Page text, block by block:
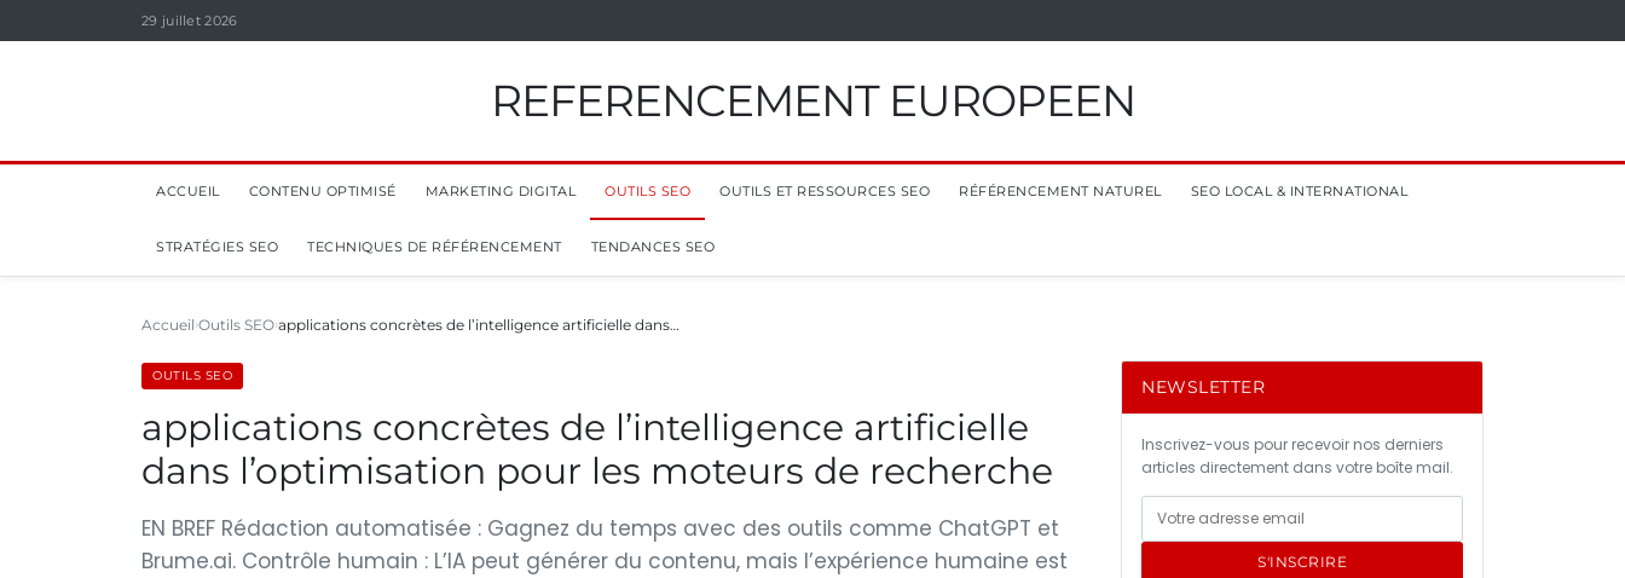
29 juillet 2026
REFERENCEMENT EUROPEEN
ACCUEIL CONTENU OPTIMISÉ MARKETING DIGITAL OUTILS SEO OUTILS ET RESSOURCES SEO RÉFÉRENCEMENT NATUREL SEO LOCAL & INTERNATIONAL
STRATÉGIES SEO TECHNIQUES DE RÉFÉRENCEMENT TENDANCES SEO
Accueil Outils SEO applications concrètes de l’intelligence artificielle dans…
OUTILS SEO
applications concrètes de l’intelligence artificielle
dans l’optimisation pour les moteurs de recherche
EN BREF Rédaction automatisée : Gagnez du temps avec des outils comme ChatGPT et
Brume.ai. Contrôle humain : L’IA peut générer du contenu, mais l’expérience humaine est
NEWSLETTER
Inscrivez-vous pour recevoir nos derniers
articles directement dans votre boîte mail.
S'INSCRIRE